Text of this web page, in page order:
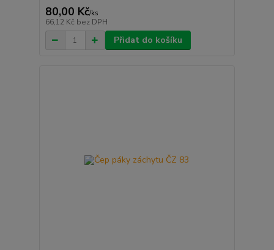
80,00 Kč/ks
66,12 Kč bez DPH
Přidat do košíku